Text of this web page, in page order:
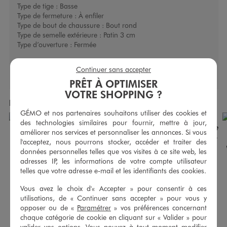
Type de tige : Basse
Type de fermeture : À enfiler
Type de bout de chaussure : Bout rond
Type de semelle extérieure : Patin 3 cm
Type d’ouverture : Fermée
Produits achetés ensemble
PRÊT À OPTIMISER
VOTRE SHOPPING ?
GÉMO et nos partenaires souhaitons utiliser des cookies et
des technologies similaires pour fournir, mettre à jour,
améliorer nos services et personnaliser les annonces. Si vous
l'acceptez, nous pourrons stocker, accéder et traiter des
données personnelles telles que vos visites à ce site web, les
adresses IP, les informations de votre compte utilisateur
telles que votre adresse e-mail et les identifiants des cookies.
Vous avez le choix d'« Accepter » pour consentir à ces
utilisations, de « Continuer sans accepter » pour vous y
opposer ou de « Paramétrer » vos préférences concernant
chaque catégorie de cookie en cliquant sur « Valider » pour
Continuer sans accepter